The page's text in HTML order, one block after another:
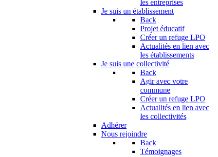
les entreprises
Je suis un établissement
Back
Projet éducatif
Créer un refuge LPO
Actualités en lien avec
les établissements
Je suis une collectivité
Back
Agir avec votre
commune
Créer un refuge LPO
Actualités en lien avec
les collectivités
Adhérer
Nous rejoindre
Back
Témoignages